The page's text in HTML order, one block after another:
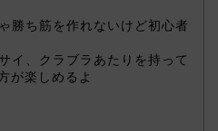
勝ち筋を作れないけど初心者
イ、クラブラあたりを持って
が楽しめるよ